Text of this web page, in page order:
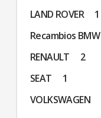
LAND ROVER
1
Recambios BMW
RENAULT
2
SEAT
1
VOLKSWAGEN